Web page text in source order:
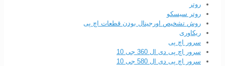
روتر
روتر سیسکو
روش تشخیص اورجینال بودن قطعات اچ پی
ریکاوری
سرور اچ پی
سرور اچ پی دی ال 360 جی 10
سرور اچ پی دی ال 580 جی 10